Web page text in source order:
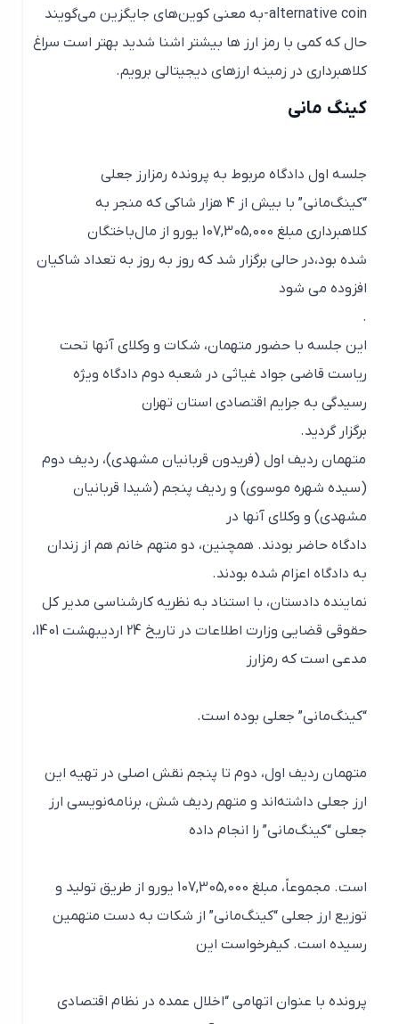
alternative coin-به معنی کوین‌های جایگزین می‌گویند
حال که کمی با رمز ارز ها بیشتر اشنا شدید بهتر است سراغ
کلاهبرداری در زمینه ارزهای دیجیتالی برویم.
کینگ مانی
جلسه اول دادگاه مربوط به پرونده رمزارز جعلی
“کینگ‌مانی” با بیش از ۴ هزار شاکی که منجر به
کلاهبرداری مبلغ 107,305,000 یورو از مال‌باختگان
شده بود،در حالی برگزار شد که روز به روز به تعداد شاکیان
افزوده می شود
این جلسه با حضور متهمان، شکات و وکلای آنها تحت
ریاست قاضی جواد غیاثی در شعبه دوم دادگاه ویژه
رسیدگی به جرایم اقتصادی استان تهران
برگزار گردید.
متهمان ردیف اول (فریدون قربانیان مشهدی)، ردیف دوم
(سیده شهره موسوی) و ردیف پنجم (شیدا قربانیان
مشهدی) و وکلای آنها در
دادگاه حاضر بودند. همچنین، دو متهم خانم هم از زندان
به دادگاه اعزام شده بودند.
نماینده دادستان، با استناد به نظریه کارشناسی مدیر کل
حقوقی قضایی وزارت اطلاعات در تاریخ 24 اردیبهشت 1401،
مدعی است که رمزارز
“کینگ‌مانی” جعلی بوده است.
متهمان ردیف اول، دوم تا پنجم نقش اصلی در تهیه این
ارز جعلی داشته‌اند و متهم ردیف شش، برنامه‌نویسی ارز
جعلی “کینگ‌مانی” را انجام داده
است. مجموعاً، مبلغ 107,305,000 یورو از طریق تولید و
توزیع ارز جعلی “کینگ‌مانی” از شکات به دست متهمین
رسیده است. کیفرخواست این
پرونده با عنوان اتهامی “اخلال عمده در نظام اقتصادی